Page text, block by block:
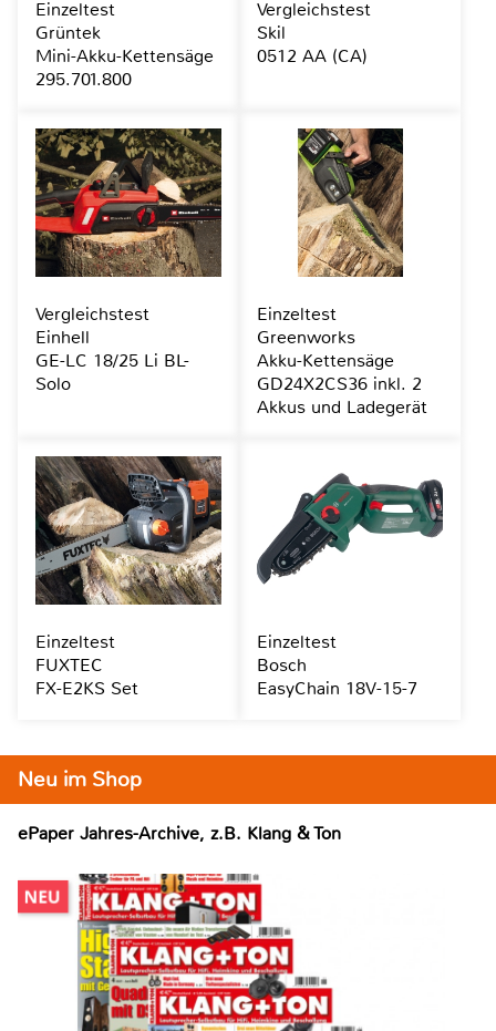
Neu im Shop
ePaper Jahres-Archive, z.B. Klang & Ton
Einzeltest
Grüntek
Mini-Akku-Kettensäge
295.701.800
Vergleichstest
Skil
0512 AA (CA)
Vergleichstest
Einhell
GE-LC 18/25 Li BL-
Solo
Einzeltest
Greenworks
Akku-Kettensäge
GD24X2CS36 inkl. 2
Akkus und Ladegerät
Einzeltest
FUXTEC
FX-E2KS Set
Einzeltest
Bosch
EasyChain 18V-15-7